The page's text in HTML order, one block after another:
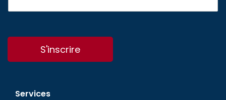
S'inscrire
Services